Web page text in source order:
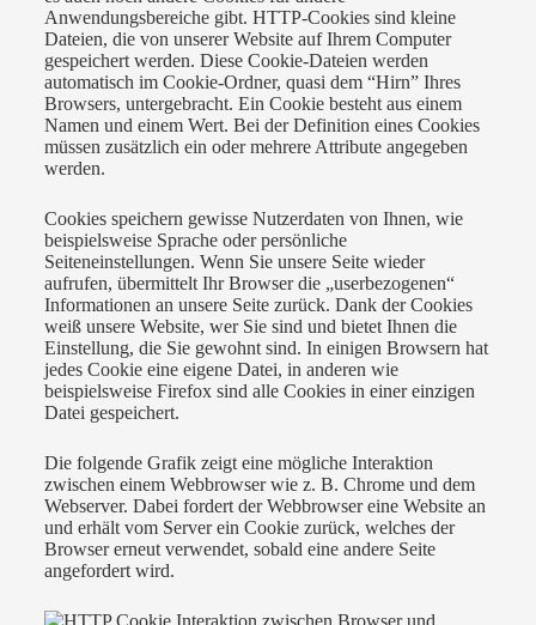
Anwendungsbereiche gibt. HTTP-Cookies sind kleine
Dateien, die von unserer Website auf Ihrem Computer
gespeichert werden. Diese Cookie-Dateien werden
automatisch im Cookie-Ordner, quasi dem “Hirn” Ihres
Browsers, untergebracht. Ein Cookie besteht aus einem
Namen und einem Wert. Bei der Definition eines Cookies
müssen zusätzlich ein oder mehrere Attribute angegeben
werden.
Cookies speichern gewisse Nutzerdaten von Ihnen, wie
beispielsweise Sprache oder persönliche
Seiteneinstellungen. Wenn Sie unsere Seite wieder
aufrufen, übermittelt Ihr Browser die „userbezogenen“
Informationen an unsere Seite zurück. Dank der Cookies
weiß unsere Website, wer Sie sind und bietet Ihnen die
Einstellung, die Sie gewohnt sind. In einigen Browsern hat
jedes Cookie eine eigene Datei, in anderen wie
beispielsweise Firefox sind alle Cookies in einer einzigen
Datei gespeichert.
Die folgende Grafik zeigt eine mögliche Interaktion
zwischen einem Webbrowser wie z. B. Chrome und dem
Webserver. Dabei fordert der Webbrowser eine Website an
und erhält vom Server ein Cookie zurück, welches der
Browser erneut verwendet, sobald eine andere Seite
angefordert wird.